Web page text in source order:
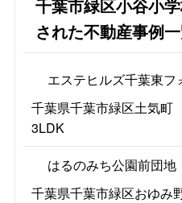
千葉市緑区小谷小
された不動産事例
エステヒルズ千葉東フ
千葉県千葉市緑区土気町
3LDK
はるのみち公園前団地
千葉県千葉市緑区おゆみ